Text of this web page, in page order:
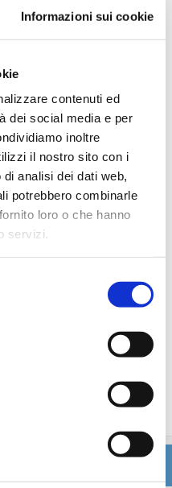
Informazioni sui cookie
contenuti ed
dei social media e per
inoltre
il nostro sito con i
analisi dei dati web,
potrebbero combinarle
loro o che hanno
servizi.
di Gala con menù
attività di animazione
serate a tema).
nel teatro di bordo, i
tutte le sere durante la
della nave: piscine,
navigazione internet,